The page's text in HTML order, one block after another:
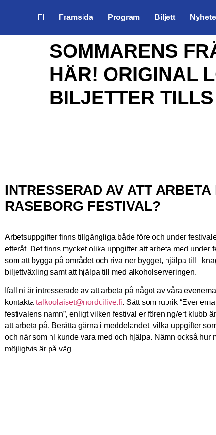
FI Framsida Program Biljett
SOMMARENS
HÄR! ORIGINAL
BILJETTER
INTRESSERAD AV ATT ARBETA
RASEBORG FESTIVAL?
Arbetsuppgifter finns tillgängliga både före och under
efteråt. Det finns mycket olika uppgifter att arbeta med under
som att bygga på området och riva ner bygget, hjälpa till i
biljettväxling samt att hjälpa till med alkoholserveringen.
Ifall ni är intresserade av att arbeta på något av våra
kontakta talkoolaiset@nordcilive.fi. Sätt som rubrik
festivalens namn”, enligt vilken festival er förening/ert klubb
att arbeta på. Berätta gärna i meddelandet, vilka uppgifter
och när som ni kunde vara med och hjälpa. Nämn också hur
möjligtvis är på väg.